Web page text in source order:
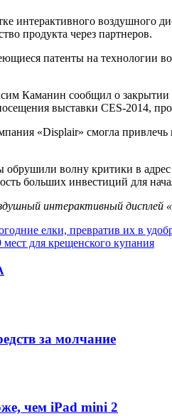
интерактивного воздушного
продукта через партнеров.
патенты на технологии
Каманин сообщил о
выставки CES-2014,
«Displair» смогла
волну критики в
больших инвестиций для
интерактивный дисплей
елки, превратив их в
для крещенского купания
за молчание
чем iPad mini 2